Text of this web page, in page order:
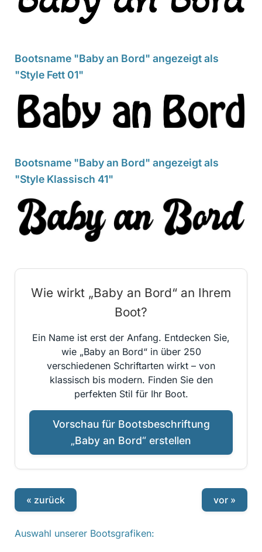
Bootsname "Baby an Bord" angezeigt als
"Style Fett 01"
Bootsname "Baby an Bord" angezeigt als
"Style Klassisch 41"
Wie wirkt „Baby an Bord“ an Ihrem
Boot?
Ein Name ist erst der Anfang. Entdecken Sie,
wie „Baby an Bord“ in über 250
verschiedenen Schriftarten wirkt – von
klassisch bis modern. Finden Sie den
perfekten Stil für Ihr Boot.
Vorschau für Bootsbeschriftung
„Baby an Bord“ erstellen
« zurück vor »
Auswahl unserer Bootsgrafiken: